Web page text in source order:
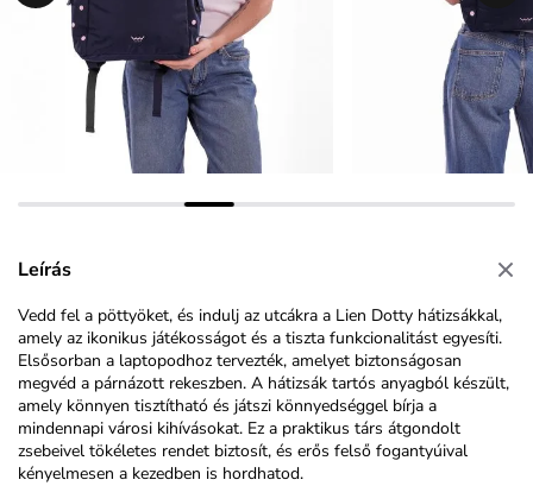
Leírás
Vedd fel a pöttyöket, és indulj az utcákra a Lien Dotty hátizsákkal,
amely az ikonikus játékosságot és a tiszta funkcionalitást egyesíti.
Elsősorban a laptopodhoz tervezték, amelyet biztonságosan
megvéd a párnázott rekeszben. A hátizsák tartós anyagból készült,
amely könnyen tisztítható és játszi könnyedséggel bírja a
mindennapi városi kihívásokat. Ez a praktikus társ átgondolt
zsebeivel tökéletes rendet biztosít, és erős felső fogantyúival
kényelmesen a kezedben is hordhatod.